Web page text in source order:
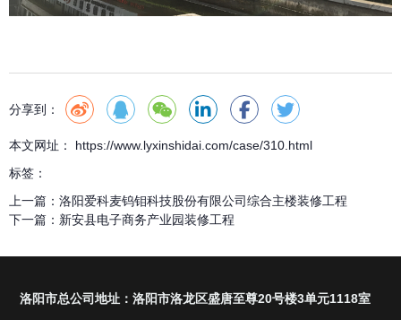
分享到：
本文网址： https://www.lyxinshidai.com/case/310.html
标签：
上一篇： 洛阳爱科麦钨钼科技股份有限公司综合主楼装修工程
下一篇： 新安县电子商务产业园装修工程
洛阳市总公司地址：洛阳市洛龙区盛唐至尊20号楼3单元1118室